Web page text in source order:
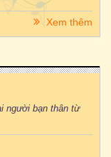
Xem thêm
người bạn thân từ